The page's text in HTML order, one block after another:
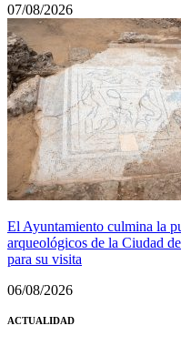
07/08/2026
El Ayuntamiento culmina la
arqueológicos de la Ciudad
para su visita
06/08/2026
ACTUALIDAD